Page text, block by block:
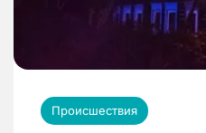
Происшествия